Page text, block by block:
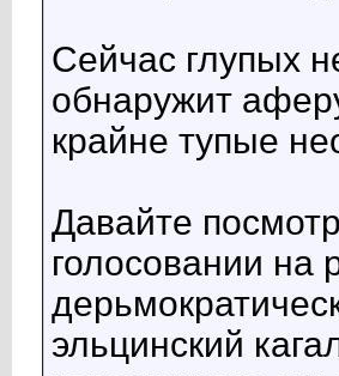
Сейчас глупых
обнаружит
крайне тупые
Давайте
голосовании
эльцинский